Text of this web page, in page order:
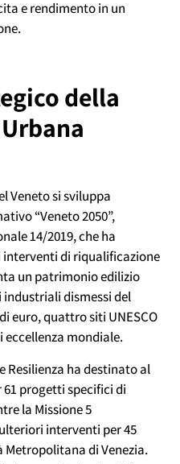
e rendimento in un
della
Veneto si sviluppa
“Veneto 2050”,
14/2019, che ha
di riqualificazione
un patrimonio edilizio
industriali dismessi del
euro, quattro siti UNESCO
eccellenza mondiale.
Resilienza ha destinato al
61 progetti specifici di
la Missione 5
interventi per 45
di Venezia.